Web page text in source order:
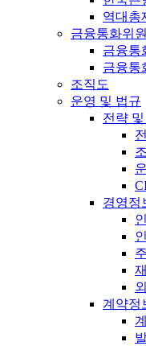
역대총
금융통화위
금융통
금융통
조직도
운영 및 법규
전략 및
경영정
계약정